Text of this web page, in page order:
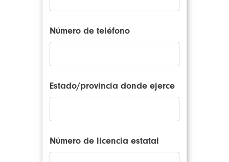
Número de teléfono
Estado/provincia donde ejerce
Número de licencia estatal